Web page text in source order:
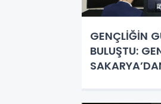
GENÇLİĞİN
BULUŞTU: